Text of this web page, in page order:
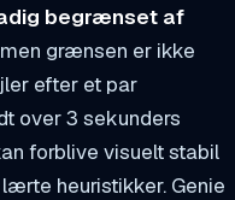
begrænset af
grænsen er ikke
efter et par
over 3 sekunders
forblive visuelt stabil
heuristikker. Genie